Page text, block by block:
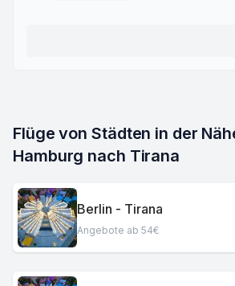
Flüge von Städten in der
Hamburg nach Tirana
Berlin - Tirana
Angebote ab 54€